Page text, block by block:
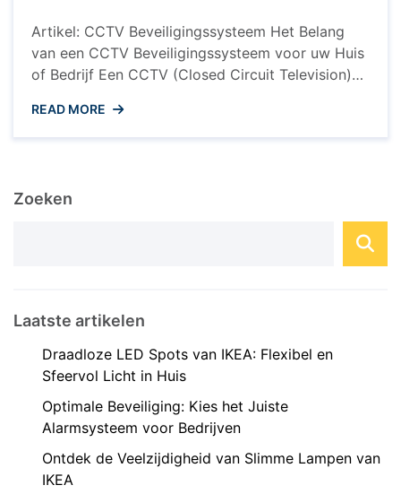
Artikel: CCTV Beveiligingssysteem Het Belang
van een CCTV Beveiligingssysteem voor uw Huis
of Bedrijf Een CCTV (Closed Circuit Television)
geworden om huizen en bedrijven te beschermen
tegen inbraak, diefstal en vandalisme. Met de
verstandige investering die gemoedsrust biedt en
READ MORE
Zoeken
Laatste artikelen
Draadloze LED Spots van IKEA: Flexibel en
Sfeervol Licht in Huis
Optimale Beveiliging: Kies het Juiste
Alarmsysteem voor Bedrijven
Ontdek de Veelzijdigheid van Slimme Lampen van
IKEA